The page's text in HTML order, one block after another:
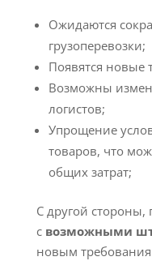
Ожидаются
грузоперевозки;
Появятся новые
Возможны
логистов;
Упрощение
товаров, что
общих затрат;
С другой стороны,
с возможными
новым